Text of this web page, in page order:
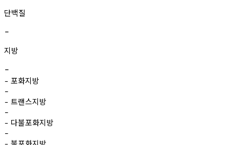
단백질
-
지방
-
- 포화지방
-
- 트랜스지방
-
- 다불포화지방
-